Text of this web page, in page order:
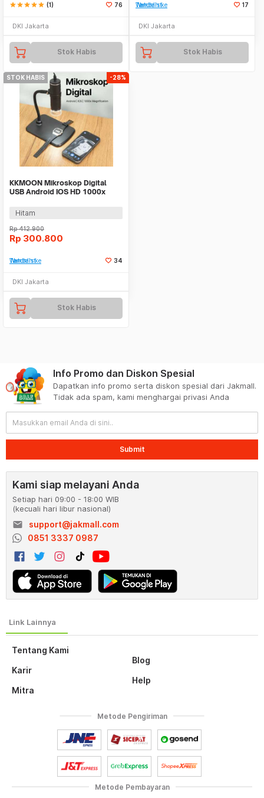
starstarstarstarstar (1) 76
DKI Jakarta
Stok Habis
Tambah ke Watchlist 17
DKI Jakarta
Stok Habis
STOK HABIS -28%
KKMOON Mikroskop Digital
USB Android IOS HD 1000x
Hitam
Rp412.900
Rp 300.800
Tambah ke Watchlist 34
DKI Jakarta
Stok Habis
Tentang Kami
Karir
Mitra
Blog
Help
Info Promo dan Diskon Spesial
Dapatkan info promo serta diskon spesial dari Jakmall.
Tidak ada spam, kami menghargai privasi Anda
Submit
Kami siap melayani Anda
Setiap hari 09:00 - 18:00 WIB
(kecuali hari libur nasional)
email
support@jakmall.com
0851 3337 0987
Metode Pembayaran
Metode Pengiriman